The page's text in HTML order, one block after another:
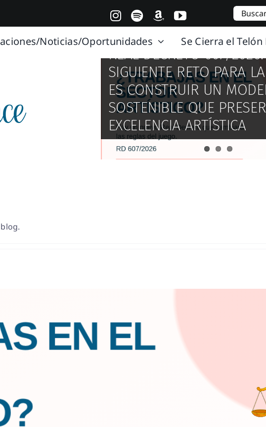
Buscar:
Noticias/Oportunidades Se Cierra el
REAL DECRETO 607/
SIGUIENTE RETO PARA
ES CONSTRUIR UN
SOSTENIBLE QUE
EXCELENCIA ARTÍSTICA
CUANDO EL FÚTBOL
ESCENA: DANZA,
SOSTENIBILIDAD
MADRID CONVIERTE SUS
EN REFUGIOS
FLAMENCO, DANZA Y
VERANO